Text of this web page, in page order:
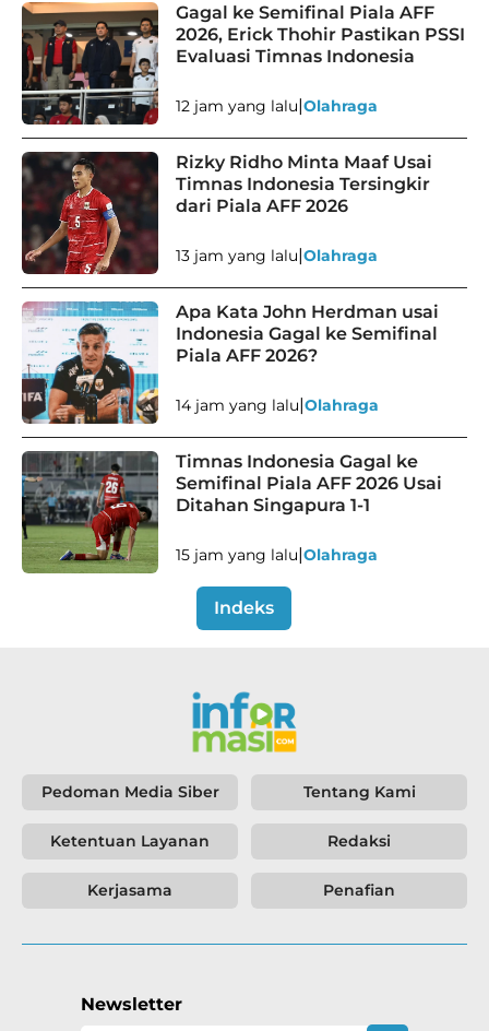
Gagal ke Semifinal Piala AFF
2026, Erick Thohir Pastikan PSSI
Evaluasi Timnas Indonesia
12 jam yang lalu|Olahraga
Rizky Ridho Minta Maaf Usai
Timnas Indonesia Tersingkir
dari Piala AFF 2026
13 jam yang lalu|Olahraga
Apa Kata John Herdman usai
Indonesia Gagal ke Semifinal
Piala AFF 2026?
14 jam yang lalu|Olahraga
Timnas Indonesia Gagal ke
Semifinal Piala AFF 2026 Usai
Ditahan Singapura 1-1
15 jam yang lalu|Olahraga
Indeks
Tentang Kami
Redaksi
Pedoman Media Siber
Ketentuan Layanan
Kerjasama Penafian
Newsletter